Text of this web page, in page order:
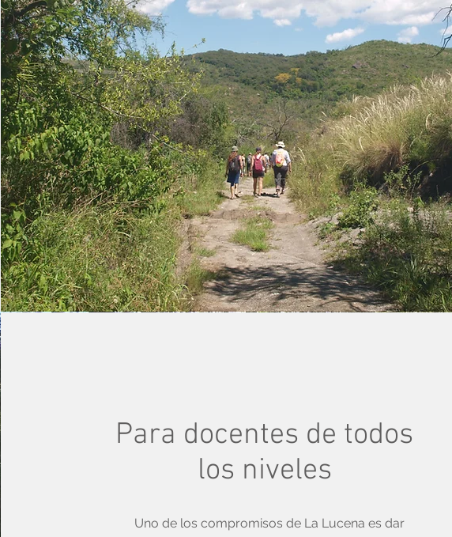
Para docentes de todos
los niveles
Uno de los compromisos de La Lucena es dar